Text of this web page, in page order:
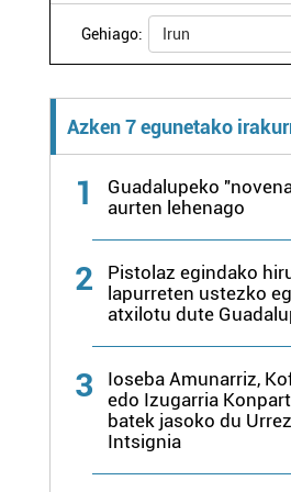
Gehiago: Irun
Azken 7 egunetako
1
Guadalupeko
aurten lehenago
2
Pistolaz egindako
lapurreten ustezko
atxilotu dute
3
Ioseba Amunarriz,
edo Izugarria
batek jasoko du
Intsignia